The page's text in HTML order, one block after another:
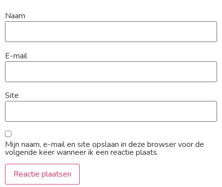
Naam
E-mail
Site
Mijn naam, e-mail en site opslaan in deze browser voor de
volgende keer wanneer ik een reactie plaats.